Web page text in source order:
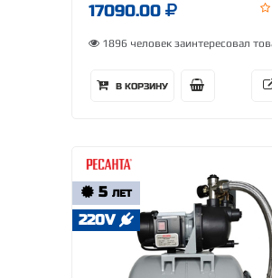
17090.00
1896 человек заинтересовал
В КОРЗИНУ
5 ЛЕТ
220V